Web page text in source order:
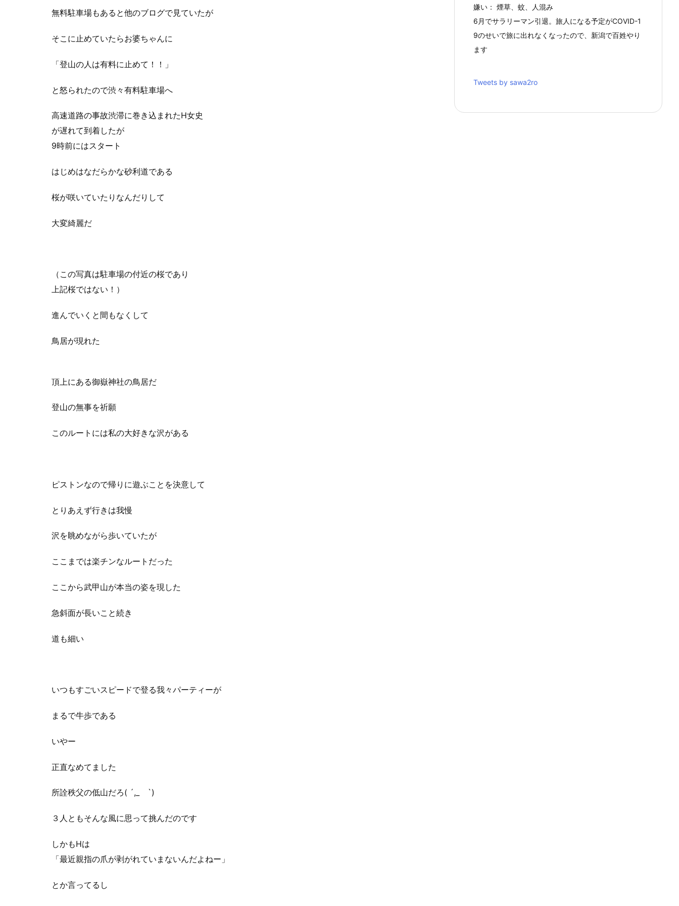
無料駐車場もあると他のブログで見ていたが
そこに止めていたらお婆ちゃんに
「登山の人は有料に止めて！！」
と怒られたので渋々有料駐車場へ
高速道路の事故渋滞に巻き込まれたH女史
が遅れて到着したが
9時前にはスタート
はじめはなだらかな砂利道である
桜が咲いていたりなんだりして
大変綺麗だ
（この写真は駐車場の付近の桜であり
上記桜ではない！）
進んでいくと間もなくして
鳥居が現れた
頂上にある御嶽神社の鳥居だ
登山の無事を祈願
このルートには私の大好きな沢がある
ピストンなので帰りに遊ぶことを決意して
とりあえず行きは我慢
沢を眺めながら歩いていたが
ここまでは楽チンなルートだった
ここから武甲山が本当の姿を現した
急斜面が長いこと続き
道も細い
いつもすごいスピードで登る我々パーティーが
まるで牛歩である
いやー
正直なめてました
所詮秩父の低山だろ( ´,_ゝ`)
３人ともそんな風に思って挑んだのです
しかもHは
「最近親指の爪が剥がれていまないんだよねー」
とか言ってるし
嫌い： 煙草、蚊、人混み
6月でサラリーマン引退。旅人になる予定がCOVID-1
9のせいで旅に出れなくなったので、新潟で百姓やり
ます
Tweets by sawa2ro